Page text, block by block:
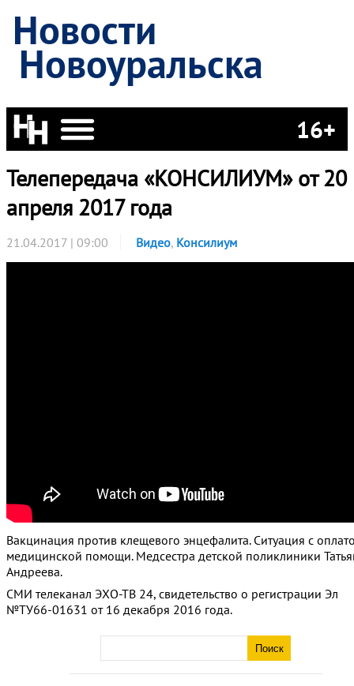
Новости
Новоуральска
16+
Телепередача «КОНСИЛИУМ» от 20
апреля 2017 года
21.04.2017 | 09:00 Видео, Консилиум
Вакцинация против клещевого энцефалита. Ситуация с
медицинской помощи. Медсестра детской поликлиники
Андреева.
СМИ телеканал ЭХО-ТВ 24, свидетельство о регистрации Эл
№ТУ66-01631 от 16 декабря 2016 года.